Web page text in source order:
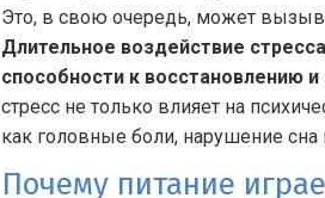
Это, в свою очередь, может
Длительное воздействие
способности к восстановлению
стресс не только влияет на
как головные боли, нарушение
Почему питание